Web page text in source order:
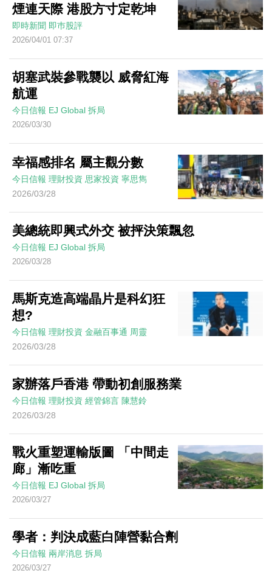
煙連天際 港股方寸定乾坤
即時新聞 即巿股評
2026/04/01 07:37
胡塞武裝參戰襲以 威脅紅海
航運
今日信報 EJ Global 拆局
2026/03/30
幸福感排名 屬主觀分數
今日信報 理財投資 思家投資 寧思雋
2026/03/28
美總統即興式外交 被抨決策飄忽
今日信報 EJ Global 拆局
2026/03/28
馬斯克造高端晶片是科幻狂
想?
今日信報 理財投資 金融百事通 周靈
2026/03/28
家辦落戶香港 帶動初創服務業
今日信報 理財投資 經管錦言 陳慧鈴
2026/03/28
戰火重塑運輸版圖 「中間走
廊」漸吃重
今日信報 EJ Global 拆局
2026/03/27
學者：判決成藍白陣營黏合劑
今日信報 兩岸消息 拆局
2026/03/27